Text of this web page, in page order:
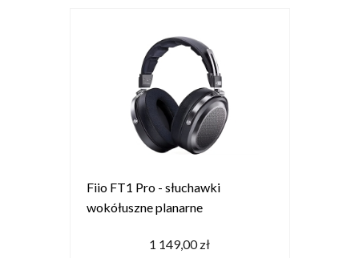
Fiio FT1 Pro - słuchawki
wokółuszne planarne
1 149,00 zł